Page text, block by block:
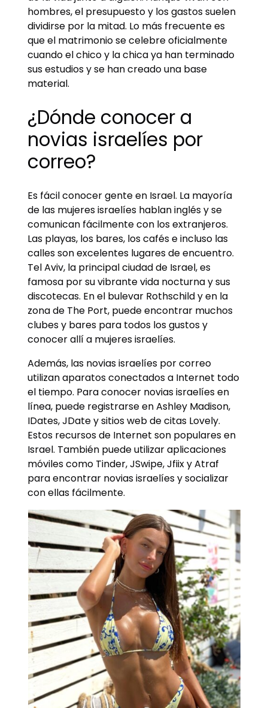
hombres, el presupuesto y los gastos suelen
dividirse por la mitad. Lo más frecuente es
que el matrimonio se celebre oficialmente
cuando el chico y la chica ya han terminado
sus estudios y se han creado una base
material.
¿Dónde conocer a
novias israelíes por
correo?
Es fácil conocer gente en Israel. La mayoría
de las mujeres israelíes hablan inglés y se
comunican fácilmente con los extranjeros.
Las playas, los bares, los cafés e incluso las
calles son excelentes lugares de encuentro.
Tel Aviv, la principal ciudad de Israel, es
famosa por su vibrante vida nocturna y sus
discotecas. En el bulevar Rothschild y en la
zona de The Port, puede encontrar muchos
clubes y bares para todos los gustos y
conocer allí a mujeres israelíes.
Además, las novias israelíes por correo
utilizan aparatos conectados a Internet todo
el tiempo. Para conocer novias israelíes en
línea, puede registrarse en Ashley Madison,
IDates, JDate y sitios web de citas Lovely.
Estos recursos de Internet son populares en
Israel. También puede utilizar aplicaciones
móviles como Tinder, JSwipe, Jfiix y Atraf
para encontrar novias israelíes y socializar
con ellas fácilmente.